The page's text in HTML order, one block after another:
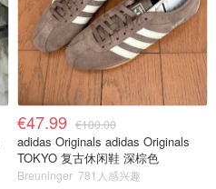
€47.99 €100.00
adidas Originals adidas Originals
TOKYO 复古休闲鞋 深棕色
Breuninger 781人感兴趣